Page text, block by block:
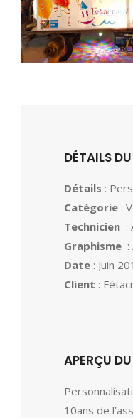
DÉTAILS
Détails :
Catégorie :
Technicien :
Graphisme
Date : Juin
Client :
APERÇU
10ans de